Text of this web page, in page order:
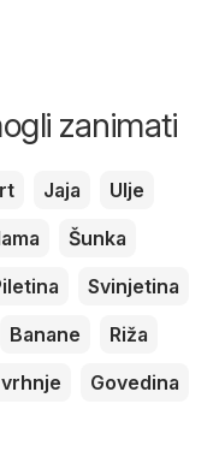
zanimati
Jaja
Ulje
Šunka
Svinjetina
Banane
Riža
Govedina